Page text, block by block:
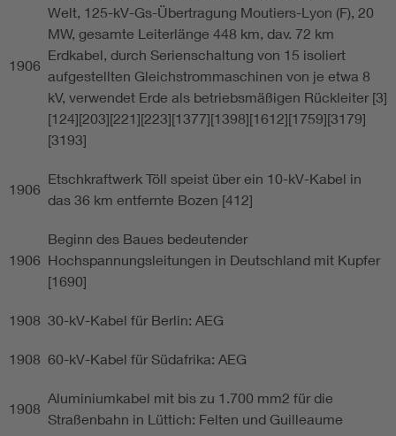
1906
Welt, 125-kV-Gs-Übertragung Moutiers-Lyon (F), 20
MW, gesamte Leiterlänge 448 km, dav. 72 km
Erdkabel, durch Serienschaltung von 15 isoliert
aufgestellten Gleichstrommaschinen von je etwa 8
kV, verwendet Erde als betriebsmäßigen Rückleiter [3]
[124][203][221][223][1377][1398][1612][1759][3179]
[3193]
1906
Etschkraftwerk Töll speist über ein 10-kV-Kabel in
das 36 km entfernte Bozen [412]
1906
Beginn des Baues bedeutender
Hochspannungsleitungen in Deutschland mit Kupfer
[1690]
1908 30-kV-Kabel für Berlin: AEG
1908 60-kV-Kabel für Südafrika: AEG
1908
Aluminiumkabel mit bis zu 1.700 mm2 für die
Straßenbahn in Lüttich: Felten und Guilleaume